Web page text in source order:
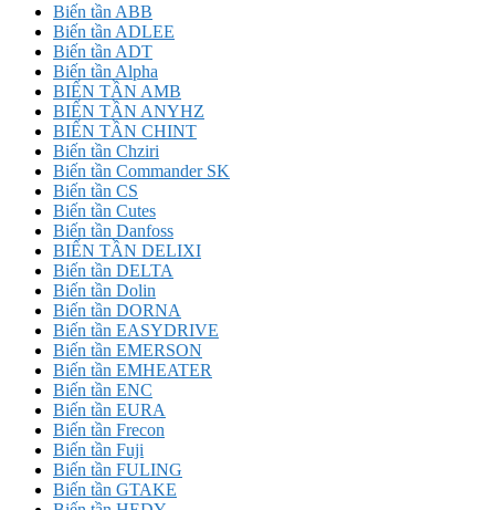
Biến tần ABB
Biến tần ADLEE
Biến tần ADT
Biến tần Alpha
BIẾN TẦN AMB
BIẾN TẦN ANYHZ
BIẾN TẦN CHINT
Biến tần Chziri
Biến tần Commander SK
Biến tần CS
Biến tần Cutes
Biến tần Danfoss
BIẾN TẦN DELIXI
Biến tần DELTA
Biến tần Dolin
Biến tần DORNA
Biến tần EASYDRIVE
Biến tần EMERSON
Biến tần EMHEATER
Biến tần ENC
Biến tần EURA
Biến tần Frecon
Biến tần Fuji
Biến tần FULING
Biến tần GTAKE